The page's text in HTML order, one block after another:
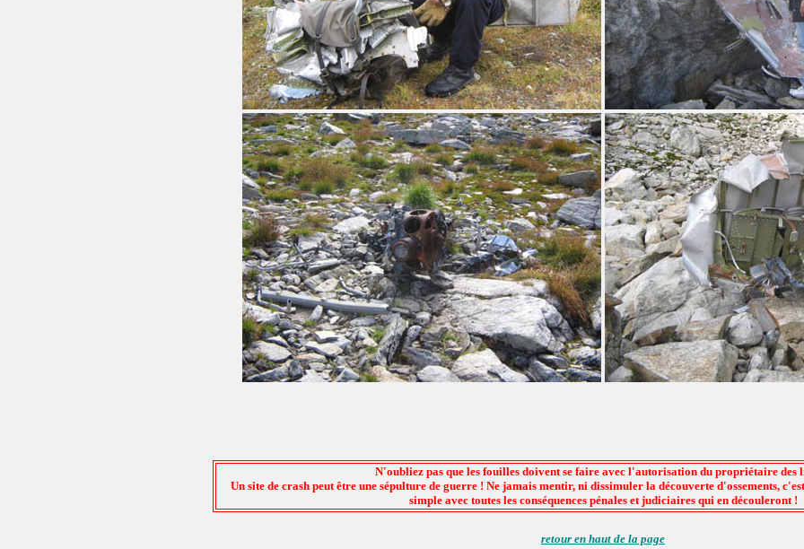
N'oubliez pas que les fouilles doivent se faire avec l'autorisation du propriétaire des
Un site de crash peut être une sépulture de guerre ! Ne jamais mentir, ni dissimuler la découverte d'ossements,
simple avec toutes les conséquences pénales et judiciaires qui en découleront !
retour en haut de la page